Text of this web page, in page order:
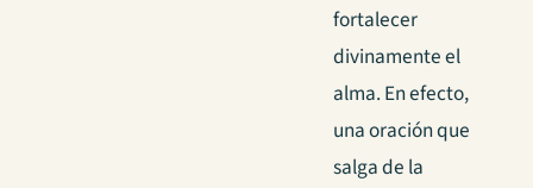
fortalecer
divinamente el
alma. En efecto,
una oración que
salga de la